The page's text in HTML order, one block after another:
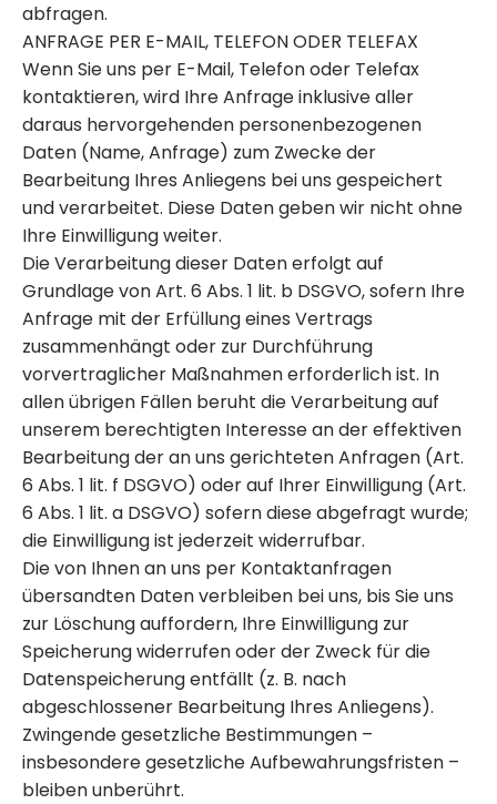
abfragen.
ANFRAGE PER E-MAIL, TELEFON ODER TELEFAX
Wenn Sie uns per E-Mail, Telefon oder Telefax
kontaktieren, wird Ihre Anfrage inklusive aller
daraus hervorgehenden personenbezogenen
Daten (Name, Anfrage) zum Zwecke der
Bearbeitung Ihres Anliegens bei uns gespeichert
und verarbeitet. Diese Daten geben wir nicht ohne
Ihre Einwilligung weiter.
Die Verarbeitung dieser Daten erfolgt auf
Grundlage von Art. 6 Abs. 1 lit. b DSGVO, sofern Ihre
Anfrage mit der Erfüllung eines Vertrags
zusammenhängt oder zur Durchführung
vorvertraglicher Maßnahmen erforderlich ist. In
allen übrigen Fällen beruht die Verarbeitung auf
unserem berechtigten Interesse an der effektiven
Bearbeitung der an uns gerichteten Anfragen (Art.
6 Abs. 1 lit. f DSGVO) oder auf Ihrer Einwilligung (Art.
6 Abs. 1 lit. a DSGVO) sofern diese abgefragt wurde;
die Einwilligung ist jederzeit widerrufbar.
Die von Ihnen an uns per Kontaktanfragen
übersandten Daten verbleiben bei uns, bis Sie uns
zur Löschung auffordern, Ihre Einwilligung zur
Speicherung widerrufen oder der Zweck für die
Datenspeicherung entfällt (z. B. nach
abgeschlossener Bearbeitung Ihres Anliegens).
Zwingende gesetzliche Bestimmungen –
insbesondere gesetzliche Aufbewahrungsfristen –
bleiben unberührt.